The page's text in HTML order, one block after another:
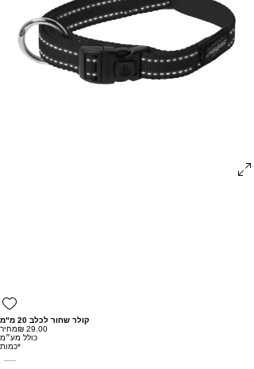
קולר שחור לכלב 20 מ"מ
מחיר
כולל מע״מ
כמות*